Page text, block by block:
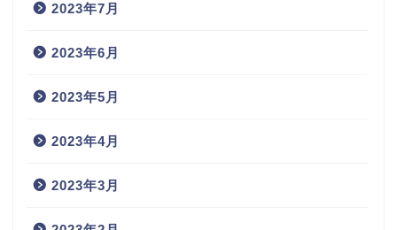
2023年7月
2023年6月
2023年5月
2023年4月
2023年3月